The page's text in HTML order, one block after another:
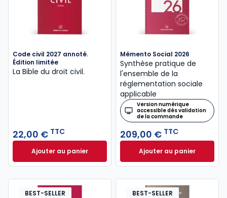
Code civil 2027 annoté.
Édition limitée
La Bible du droit civil.
22,00 € TTC
Ajouter au panierCode civil 2027 annoté. Édition limitée à 22,00 € TTC
Mémento Social 2026
Synthèse pratique de
l'ensemble de la
réglementation sociale
applicable
Version numérique
accessible dès validation
de la commande
209,00 € TTC
Ajouter au panier
Mémento Social
BEST-SELLER BEST-SELLER